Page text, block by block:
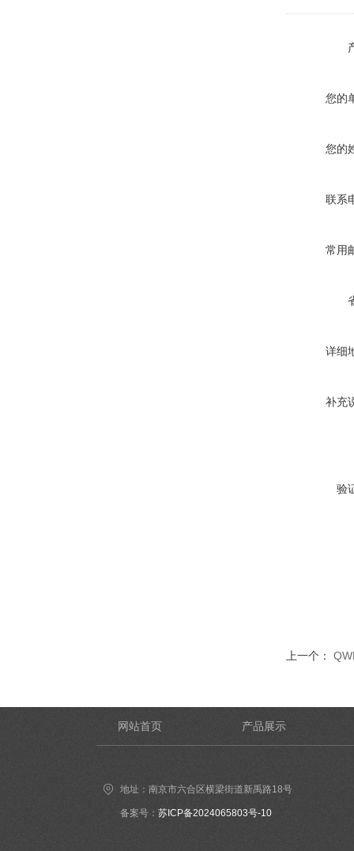
您的
您的
联系
常用
详细
补充
验
上一个：
网站首页 产品展示
地址：南京市六合区横梁街道新禹路18号
备案号： 苏ICP备2024065803号-10